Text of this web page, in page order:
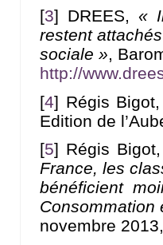
[3] DREES,«
restent
sociale »,
http://
[4] Régis Bigot,
Edition de
[5] Régis
France, les
bénéficient
Consommation
novembre 2013,